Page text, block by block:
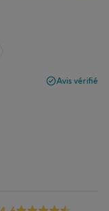
Avis vérifié